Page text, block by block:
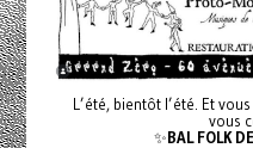
L’été, bientôt l’été. Et
vous
✨BAL FOLK